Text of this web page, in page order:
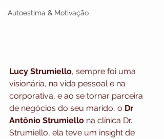
Autoestima & Motivação
Lucy Strumiello, sempre foi uma
visionária, na vida pessoal e na
corporativa, e ao se tornar parceira
de negócios do seu marido, o Dr
Antônio Strumiello na clínica Dr.
Strumiello, ela teve um insight de